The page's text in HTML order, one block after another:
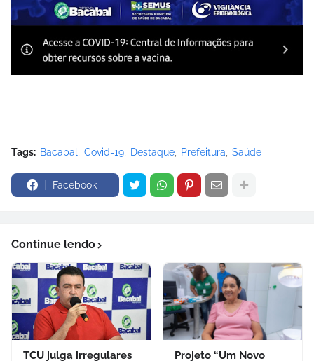
Tags: Bacabal Covid-19 Destaque Prefeitura Saúde
Facebook
Continue lendo
TCU julga irregulares
Projeto “Um Novo